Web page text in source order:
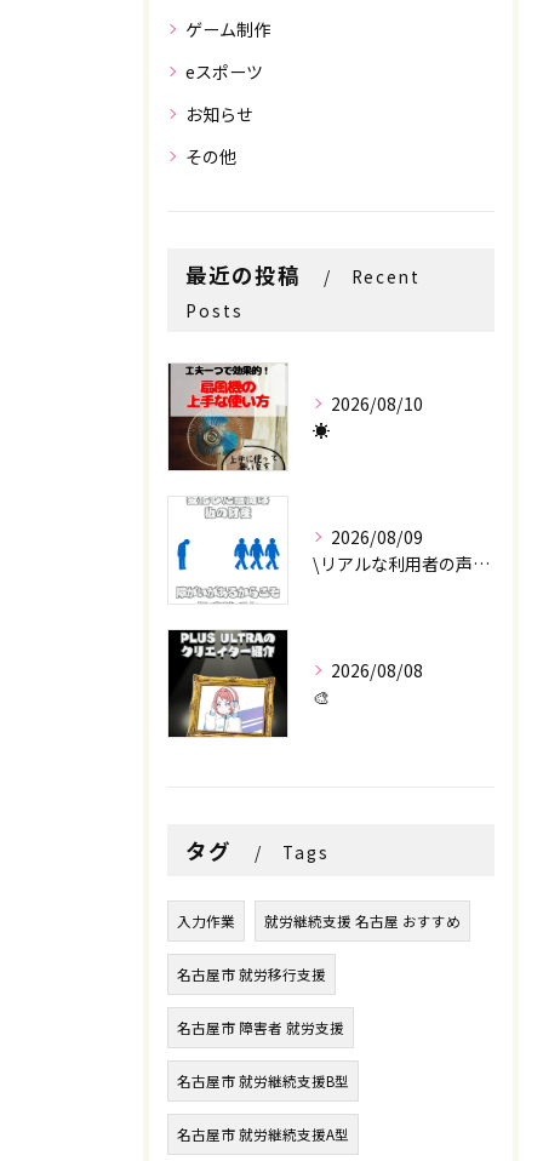
ゲーム制作
eスポーツ
お知らせ
その他
最近の投稿
Recent
Posts
2026/08/10
☀
2026/08/09
\リアルな利用者の声📣/
2026/08/08
🎨
タグ Tags
入力作業 就労継続支援 名古屋 おすすめ
名古屋市 就労移行支援
名古屋市 障害者 就労支援
名古屋市 就労継続支援B型
名古屋市 就労継続支援A型
お問い合わせはこちら
お問い合わせはこちら